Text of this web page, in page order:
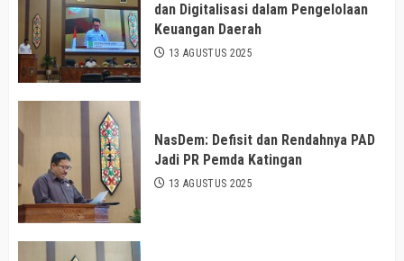
dan Digitalisasi dalam Pengelolaan
Keuangan Daerah
13 AGUSTUS 2025
NasDem: Defisit dan Rendahnya PAD
Jadi PR Pemda Katingan
13 AGUSTUS 2025